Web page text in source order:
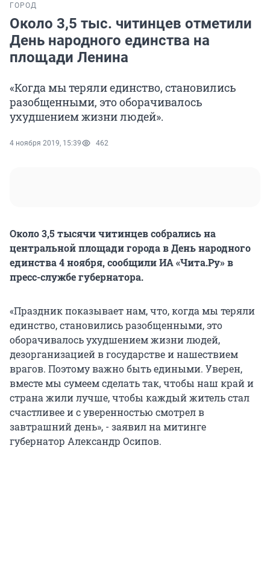
ГОРОД
Около 3,5 тыс. читинцев отметили
День народного единства на
площади Ленина
«Когда мы теряли единство, становились
разобщенными, это оборачивалось
ухудшением жизни людей».
4 ноября 2019, 15:39 462
Около 3,5 тысячи читинцев собрались на
центральной площади города в День народного
единства 4 ноября, сообщили ИА «Чита.Ру» в
пресс-службе губернатора.
«Праздник показывает нам, что, когда мы теряли
единство, становились разобщенными, это
оборачивалось ухудшением жизни людей,
дезорганизацией в государстве и нашествием
врагов. Поэтому важно быть едиными. Уверен,
вместе мы сумеем сделать так, чтобы наш край и
страна жили лучше, чтобы каждый житель стал
счастливее и с уверенностью смотрел в
завтрашний день», - заявил на митинге
губернатор Александр Осипов.